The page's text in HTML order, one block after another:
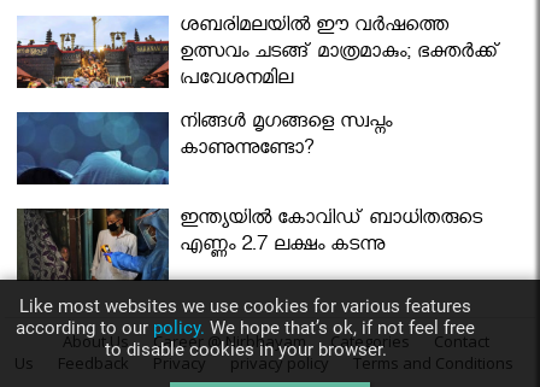
ശബരിമലയില്‍ ഈ വർഷത്തെ
ഉത്സവം ചടങ്ങ് മാത്രമാകും; ഭക്തർക്ക്
പ്രവേശനമില്ല
നിങ്ങള്‍ മൃഗങ്ങളെ സ്വപ്നം
കാണുന്നുണ്ടോ?
ഇന്ത്യയിൽ കോവിഡ് ബാധിതരുടെ
എണ്ണം 2.7 ലക്ഷം കടന്നു
About Us Career @ Nirbhayam Categories
Contact
Us
Feedback Privacy privacy policy
Terms and Conditions
Like most websites we use cookies for various features
according to our policy. We hope that’s ok, if not feel free
to disable cookies in your browser.